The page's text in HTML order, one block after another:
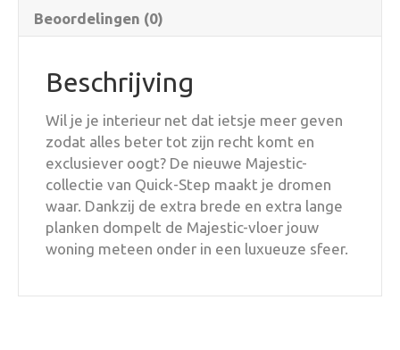
Beoordelingen (0)
Beschrijving
Wil je je interieur net dat ietsje meer geven
zodat alles beter tot zijn recht komt en
exclusiever oogt? De nieuwe Majestic-
collectie van Quick-Step maakt je dromen
waar. Dankzij de extra brede en extra lange
planken dompelt de Majestic-vloer jouw
woning meteen onder in een luxueuze sfeer.